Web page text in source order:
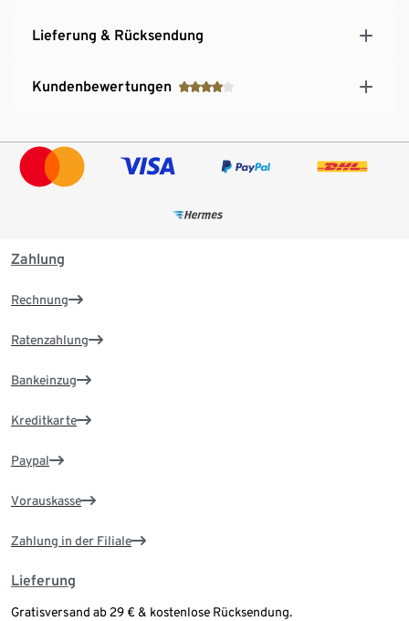
Lieferung & Rücksendung
Kundenbewertungen
Zahlung
Rechnung
Ratenzahlung
Bankeinzug
Kreditkarte
Paypal
Vorauskasse
Zahlung in der Filiale
Lieferung
Gratisversand ab 29 € & kostenlose Rücksendung.